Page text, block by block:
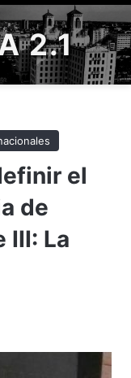
2.1
el
de
III: La